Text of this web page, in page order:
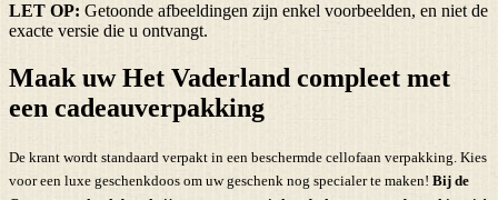
LET OP: Getoonde afbeeldingen zijn enkel voorbeelden, en niet de
exacte versie die u ontvangt.
Maak uw Het Vaderland compleet met
een cadeauverpakking
De krant wordt standaard verpakt in een beschermde cellofaan verpakking. Kies
voor een luxe geschenkdoos om uw geschenk nog specialer te maken! Bij de